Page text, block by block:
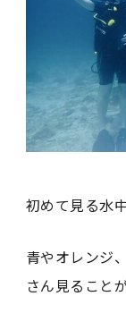
初めて見る水
青やオレンジ
さん見ること